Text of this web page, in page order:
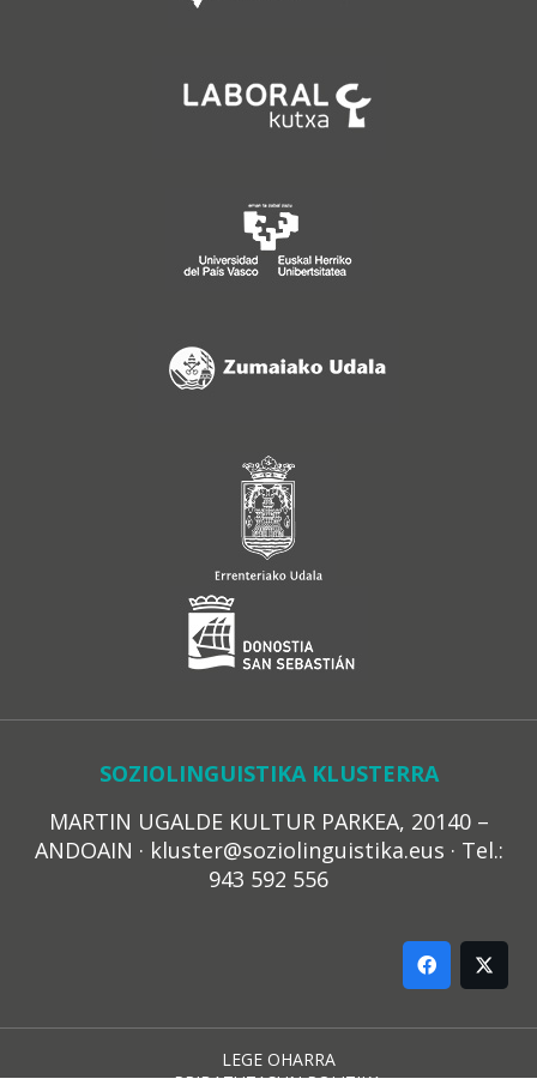
SOZIOLINGUISTIKA KLUSTERRA
MARTIN UGALDE KULTUR PARKEA, 20140 –
ANDOAIN · kluster@soziolinguistika.eus · Tel.:
943 592 556
LEGE OHARRA